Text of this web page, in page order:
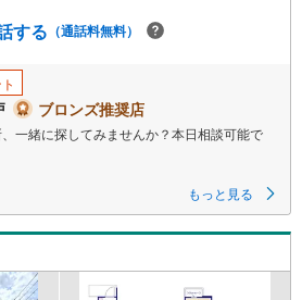
する （通話料無料）
ブロンズ推奨店
一緒に探してみませんか？本日相談可能で
東宝ハウス松戸へお任せ下さい！現地ご案内
られること、心底やりがいを感じておりま
です♪
ムーズです！
室内・現地を見学する」をクリックして下さ
もっと見る